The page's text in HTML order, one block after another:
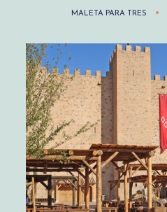
MALETA PARA TRES